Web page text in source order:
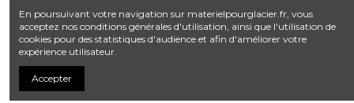
En poursuivant votre navigation sur materielpourglacier.fr, vous
acceptez nos conditions générales d'utilisation, ainsi que l'utilisation de
cookies pour des statistiques d'audience et afin d'améliorer votre
expérience utilisateur.
Accepter